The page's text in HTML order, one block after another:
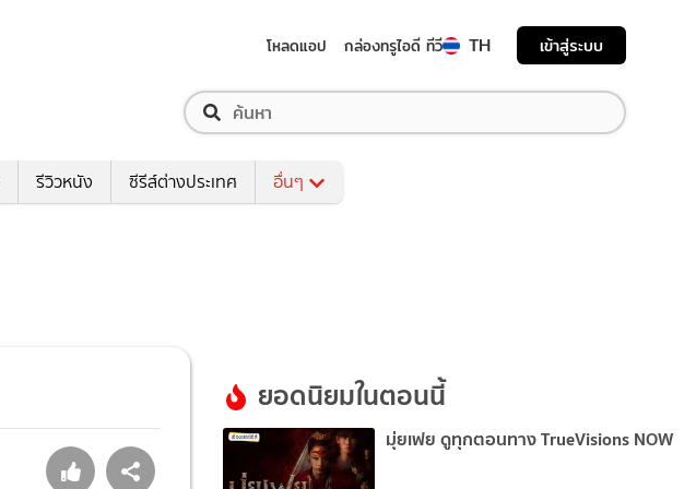
โหลดแอป กล่องทรูไอดี ทีวี TH เข้าสู่ระบบ
รีวิวหนัง ซีรีส์ต่างประเทศ อื่นๆ
ยอดนิยมในตอนนี้
มุ่ยเฟย ดูทุกตอนทาง TrueVisions NOW